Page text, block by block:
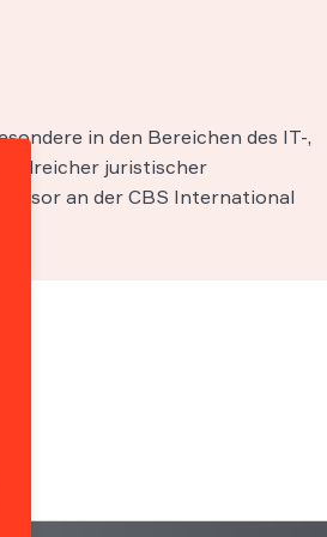
in den Bereichen des IT-,
juristischer
an der CBS International